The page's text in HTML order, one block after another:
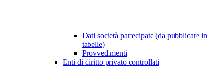
Dati società partecipate (da pubblicare in
tabelle)
Provvedimenti
Enti di diritto privato controllati